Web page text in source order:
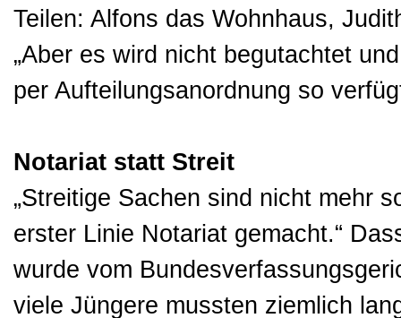
Teilen: Alfons das Wohnhaus,
„Aber es wird nicht begutachtet
per Aufteilungsanordnung so
Notariat statt Streit
„Streitige Sachen sind nicht mehr
erster Linie Notariat gemacht.“
wurde vom
viele Jüngere mussten ziemlich